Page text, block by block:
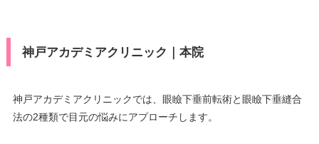
神戸アカデミアクリニック｜本院
神戸アカデミアクリニックでは、眼瞼下垂前転術と眼瞼下垂縫合
法の2種類で目元の悩みにアプローチします。